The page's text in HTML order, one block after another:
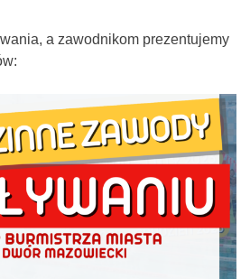
a zawodnikom prezentujemy